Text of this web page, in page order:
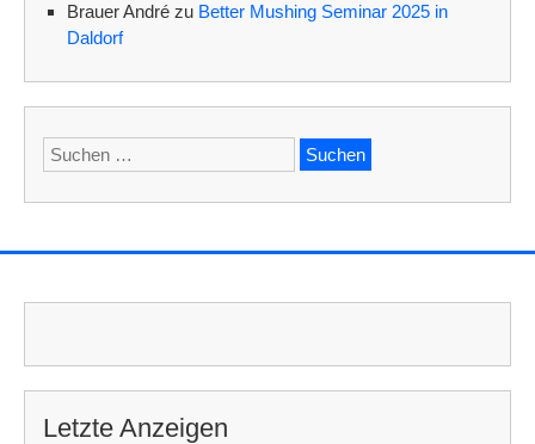
Brauer André zu Better Mushing Seminar 2025 in
Daldorf
Suchen
nach:
Letzte Anzeigen